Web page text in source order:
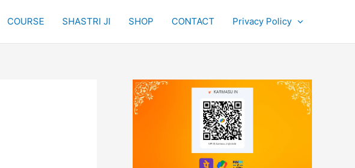
COURSE SHASTRI JI SHOP CONTACT Privacy Policy